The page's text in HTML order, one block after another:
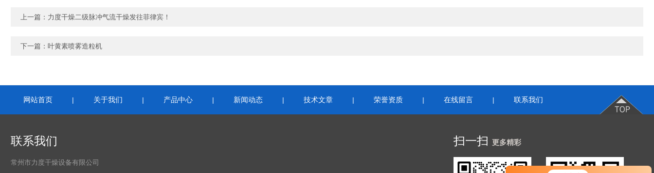
上一篇： 力度干燥二级脉冲气流干燥发往菲律宾！
下一篇： 叶黄素喷雾造粒机
网站首页 | 关于我们 | 产品中心 | 新闻动态 | 技术文章 | 荣誉资质 | 在线留言 | 联系我们
联系我们
常州市力度干燥设备有限公司
扫一扫 更多精彩